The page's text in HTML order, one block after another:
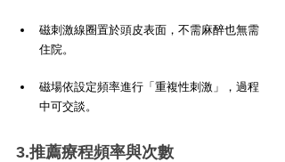
磁刺激線圈置於頭皮表面，不需麻醉也無需
住院。
磁場依設定頻率進行「重複性刺激」，過程
中可交談。
3.推薦療程頻率與次數